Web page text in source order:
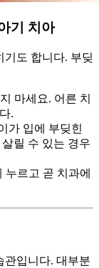
기 치아
기도 합니다. 부딪
마세요. 어른 치
.
가 입에 부딪힌
릴 수 있는 경우
누르고 곧 치과에
관입니다. 대부분